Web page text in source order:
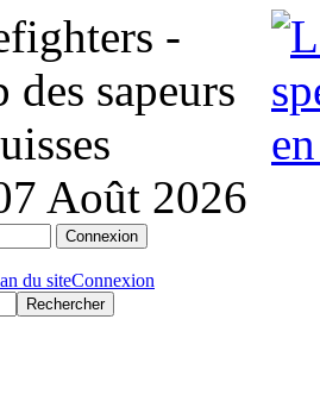
Août 2026
du siteConnexion